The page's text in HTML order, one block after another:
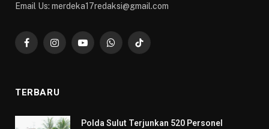
Email Us: merdeka17redaksi@gmail.com
FacebookInstagramYouTubeWhatsAppTikTok
TERBARU
​Polda Sulut Terjunkan 520 Personel